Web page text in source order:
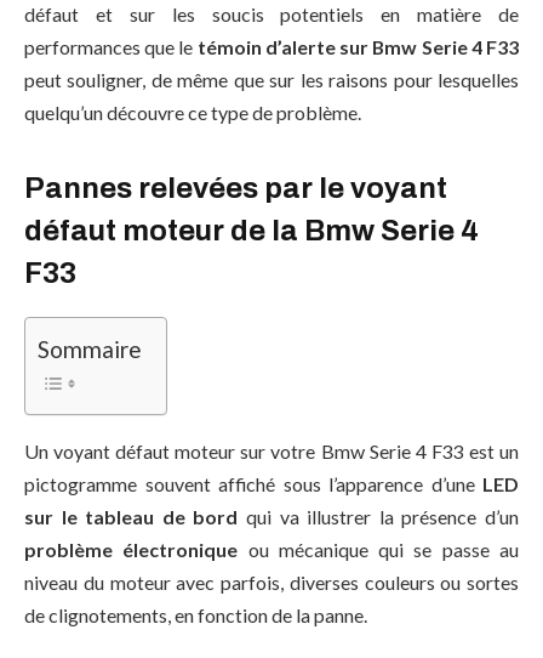
défaut et sur les soucis potentiels en matière de
performances que le témoin d’alerte sur Bmw Serie 4 F33
peut souligner, de même que sur les raisons pour lesquelles
quelqu’un découvre ce type de problème.
Pannes relevées par le voyant
défaut moteur de la Bmw Serie 4
F33
Sommaire
Un voyant défaut moteur sur votre Bmw Serie 4 F33 est un
pictogramme souvent affiché sous l’apparence d’une LED
sur le tableau de bord qui va illustrer la présence d’un
problème électronique ou mécanique qui se passe au
niveau du moteur avec parfois, diverses couleurs ou sortes
de clignotements, en fonction de la panne.